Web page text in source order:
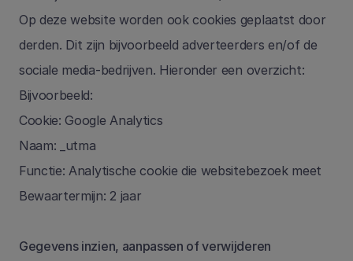
Op deze website worden ook cookies geplaatst door
derden. Dit zijn bijvoorbeeld adverteerders en/of de
sociale media-bedrijven. Hieronder een overzicht:
Bijvoorbeeld:
Cookie: Google Analytics
Naam: _utma
Functie: Analytische cookie die websitebezoek meet
Bewaartermijn: 2 jaar
Gegevens inzien, aanpassen of verwijderen